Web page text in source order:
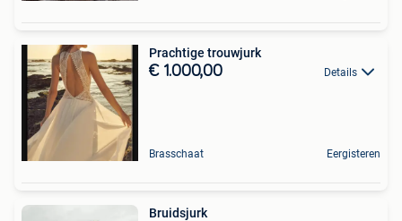
Prachtige trouwjurk
€ 1.000,00 Details
Brasschaat Eergisteren
Bruidsjurk